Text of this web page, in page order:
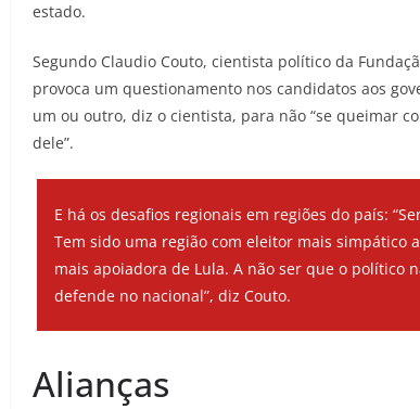
estado.
Segundo Claudio Couto, cientista político da
provoca um questionamento nos candidatos aos
um ou outro, diz o cientista, para não “se queimar
dele”.
E há os desafios regionais em regiões do país:
Tem sido uma região com eleitor mais simpático
mais apoiadora de Lula. A não ser que o político
defende no nacional”, diz Couto.
Alianças